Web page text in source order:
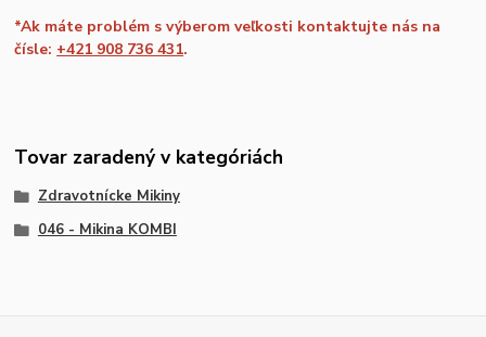
*Ak máte problém s výberom veľkosti kontaktujte nás na
čísle: +421 908 736 431.
Tovar zaradený v kategóriách
Zdravotnícke Mikiny
046 - Mikina KOMBI